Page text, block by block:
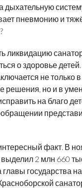
дыхательную
пневмонию и
ликвидацию
о здоровье
не только
решения, но и в
на благо
факт. В
2 млн 660
государства